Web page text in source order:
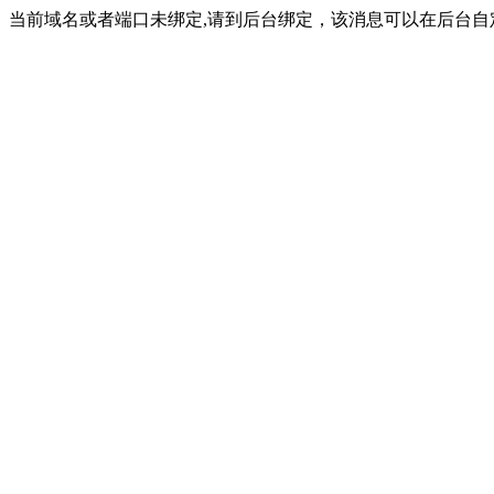
当前域名或者端口未绑定,请到后台绑定，该消息可以在后台自